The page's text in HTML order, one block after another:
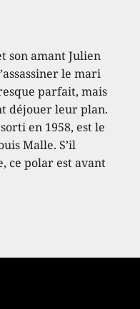
son amant Julien
le mari
parfait, mais
déjouer leur plan.
en 1958, est le
Malle. S’il
ce polar est avant